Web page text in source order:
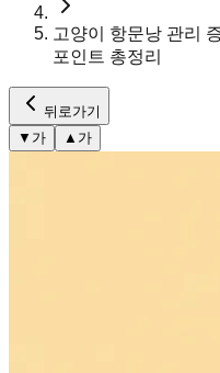
고양이 항문낭 관리
포인트 총정리
뒤로가기
▼ 가 ▲ 가